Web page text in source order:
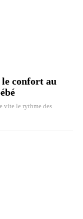
confort au
vite le rythme des